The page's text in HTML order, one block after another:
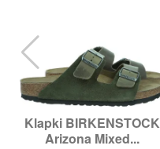
Klapki BIRKENSTOCK
Arizona Mixed...